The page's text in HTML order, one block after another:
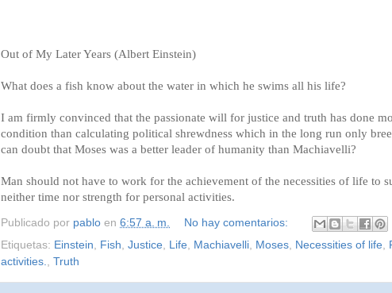
Out of My Later Years (Albert Einstein)
What does a fish know about the water in which he swims all his life?
I am firmly convinced that the passionate will for justice and truth has done
condition than calculating political shrewdness which in the long run only
can doubt that Moses was a better leader of humanity than Machiavelli?
Man should not have to work for the achievement of the necessities of life to
neither time nor strength for personal activities.
Publicado por pablo en 6:57 a. m.
No hay comentarios:
Etiquetas: Einstein Fish Justice Life Machiavelli Moses Necessities of life
activities.
Truth